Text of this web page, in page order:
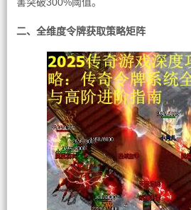
二、全维度令牌获取策略矩阵